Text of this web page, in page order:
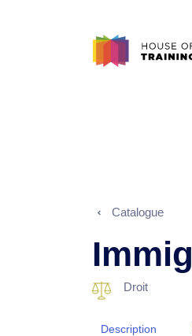
Catalogue
Droit
Description